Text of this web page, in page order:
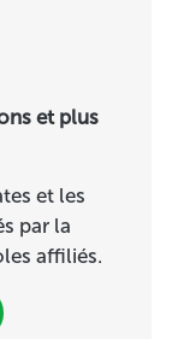
et plus
et les
par la
affiliés.